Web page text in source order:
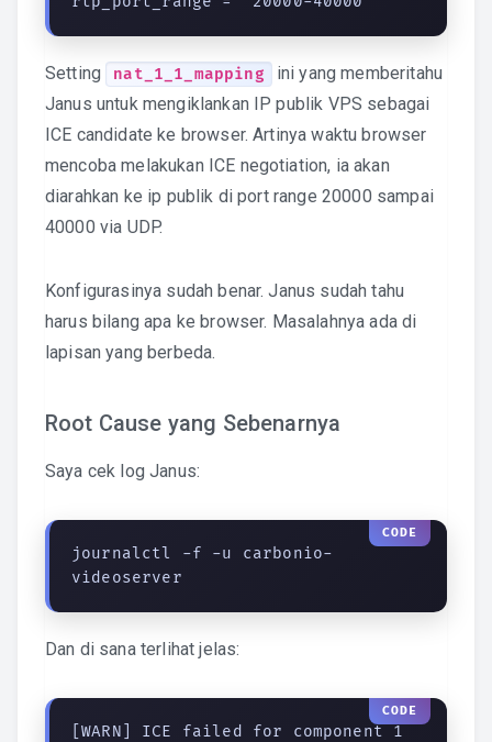
Setting nat_1_1_mapping
ini yang memberitahu
Janus untuk mengiklankan IP publik VPS sebagai
ICE candidate ke browser. Artinya waktu browser
mencoba melakukan ICE negotiation, ia akan
diarahkan ke ip publik di port range 20000 sampai
40000 via UDP.
Konfigurasinya sudah benar. Janus sudah tahu
harus bilang apa ke browser. Masalahnya ada di
lapisan yang berbeda.
Root Cause yang Sebenarnya
Saya cek log Janus:
journalctl -f -u carbonio-
videoserver
Dan di sana terlihat jelas:
[WARN] ICE failed for component 1